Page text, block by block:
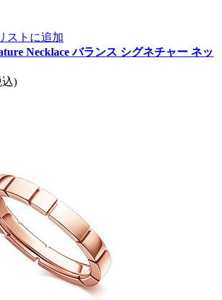
ストに追加
Necklaceバランス シグネチャー ネッ
込)